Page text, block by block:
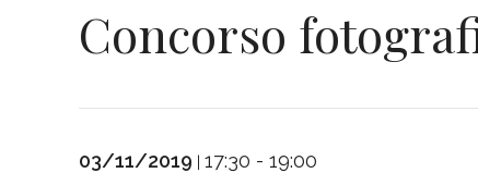
Concorso
03/11/2019 17:30 - 19:00